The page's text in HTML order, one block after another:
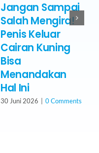
Jangan Sampai
Salah Mengira!
Penis Keluar
Cairan Kuning
Bisa
Menandakan
Hal Ini
30 Juni 2026 0 Comments